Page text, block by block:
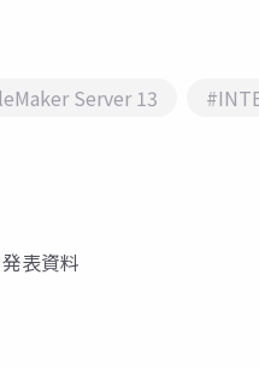
Server 13
表資料